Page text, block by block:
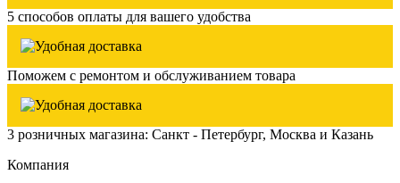
5 способов оплаты для вашего удобства
Поможем с ремонтом и обслуживанием товара
3 розничных магазина: Санкт - Петербург, Москва и Казань
Компания